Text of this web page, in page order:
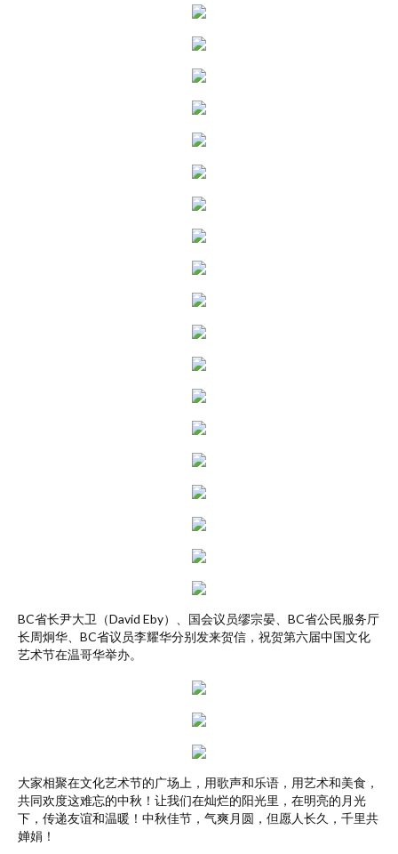
BC省长尹大卫（David Eby）、国会议员缪宗晏、BC省公民服务厅
长周炯华、BC省议员李耀华分别发来贺信，祝贺第六届中国文化
艺术节在温哥华举办。
大家相聚在文化艺术节的广场上，用歌声和乐语，用艺术和美食，
共同欢度这难忘的中秋！让我们在灿烂的阳光里，在明亮的月光
下，传递友谊和温暖！中秋佳节，气爽月圆，但愿人长久，千里共
婵娟！